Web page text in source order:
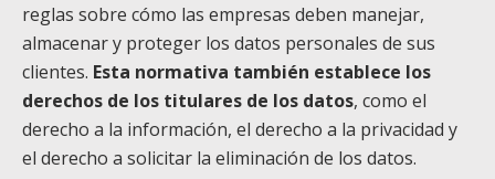
reglas sobre cómo las empresas deben manejar,
almacenar y proteger los datos personales de sus
clientes. Esta normativa también establece los
derechos de los titulares de los datos, como el
derecho a la información, el derecho a la privacidad y
el derecho a solicitar la eliminación de los datos.